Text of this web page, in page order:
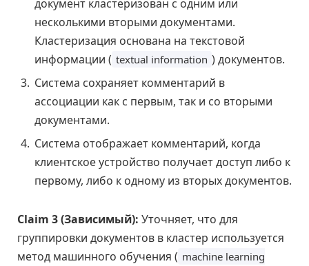
документ кластеризован с одним или
несколькими вторыми документами.
Кластеризация основана на текстовой
информации ( textual information ) документов.
Система сохраняет комментарий в
ассоциации как с первым, так и со вторыми
документами.
Система отображает комментарий, когда
клиентское устройство получает доступ либо к
первому, либо к одному из вторых документов.
Claim 3 (Зависимый): Уточняет, что для
группировки документов в кластер используется
метод машинного обучения ( machine learning